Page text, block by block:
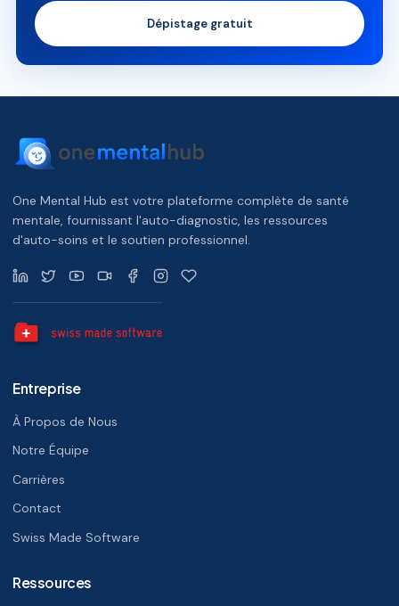
Dépistage gratuit
One Mental Hub est votre plateforme complète de santé
mentale, fournissant l'auto-diagnostic, les ressources
d'auto-soins et le soutien professionnel.
Entreprise
À Propos de Nous
Notre Équipe
Carrières
Contact
Swiss Made Software
Ressources